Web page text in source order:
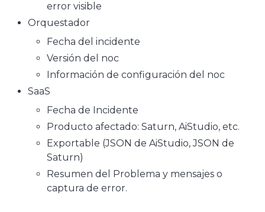
error visible
Orquestador
Fecha del incidente
Versión del noc
Información de configuración del noc
SaaS
Fecha de Incidente
Producto afectado: Saturn, AiStudio, etc.
Exportable (JSON de AiStudio, JSON de
Saturn)
Resumen del Problema y mensajes o
captura de error.